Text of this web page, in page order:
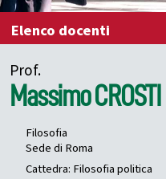
Elenco docenti
Prof.
MassimoCROSTI
Filosofia
Sede di Roma
Cattedra: Filosofia politica